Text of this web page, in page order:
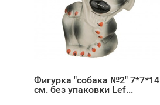
Фигурка "собака №2" 7*7*14
см. без упаковки Lef...